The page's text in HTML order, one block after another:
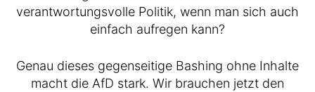
verantwortungsvolle Politik, wenn man sich auch
einfach aufregen kann?
Genau dieses gegenseitige Bashing ohne Inhalte
macht die AfD stark. Wir brauchen jetzt den